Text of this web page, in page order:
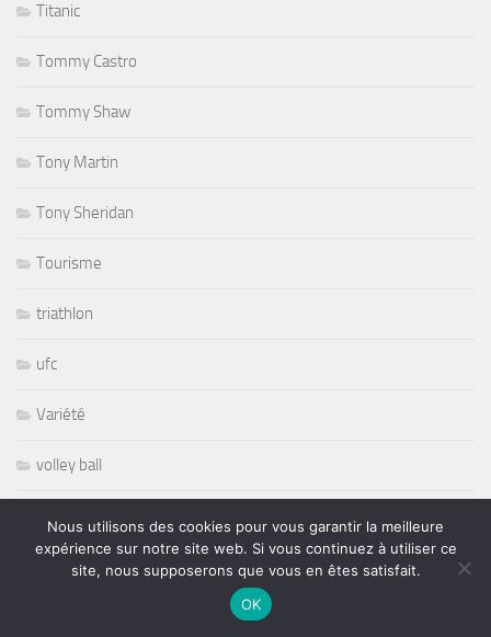
Titanic
Tommy Castro
Tommy Shaw
Tony Martin
Tony Sheridan
Tourisme
triathlon
ufc
Variété
volley ball
Whitesnake
Nous utilisons des cookies pour vous garantir la meilleure
expérience sur notre site web. Si vous continuez à utiliser ce
site, nous supposerons que vous en êtes satisfait.
OK